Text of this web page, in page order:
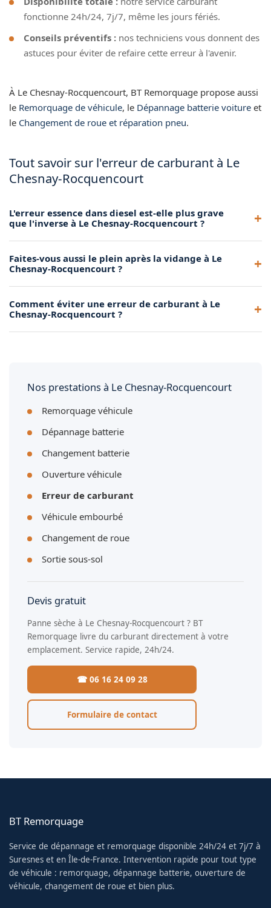
fonctionne 24h/24, 7j/7, même les jours fériés.
Conseils préventifs : nos techniciens vous donnent des
astuces pour éviter de refaire cette erreur à l'avenir.
À Le Chesnay-Rocquencourt, BT Remorquage propose aussi
le Remorquage de véhicule, le Dépannage batterie voiture et
le Changement de roue et réparation pneu.
Tout savoir sur l'erreur de carburant à Le
Chesnay-Rocquencourt
L'erreur essence dans diesel est-elle plus grave
que l'inverse à Le Chesnay-Rocquencourt ?
plus dommageable car elle altère le pouvoir lubrifiant du
diesel. L'intervention doit être la plus rapide possible pour
Faites-vous aussi le plein après la vidange à Le
Chesnay-Rocquencourt ?
vous puissiez redémarrer et rejoindre la station-service la
plus proche. Si vous souhaitez un plein complet, nous
Comment éviter une erreur de carburant à Le
Chesnay-Rocquencourt ?
Nos prestations à Le Chesnay-Rocquencourt
Remorquage véhicule
Dépannage batterie
Changement batterie
Ouverture véhicule
Erreur de carburant
Véhicule embourbé
Changement de roue
Sortie sous-sol
Devis gratuit
Panne sèche à Le Chesnay-Rocquencourt ? BT
Remorquage livre du carburant directement à votre
emplacement. Service rapide, 24h/24.
☎ 06 16 24 09 28
Formulaire de contact
BT Remorquage
Service de dépannage et remorquage disponible 24h/24 et 7j/7 à
Suresnes et en Île-de-France. Intervention rapide pour tout type
de véhicule : remorquage, dépannage batterie, ouverture de
véhicule, changement de roue et bien plus.